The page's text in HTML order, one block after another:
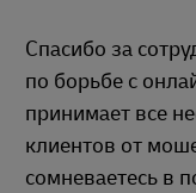
Спасибо за
по борьбе с
принимает все
клиентов от
сомневаетесь в